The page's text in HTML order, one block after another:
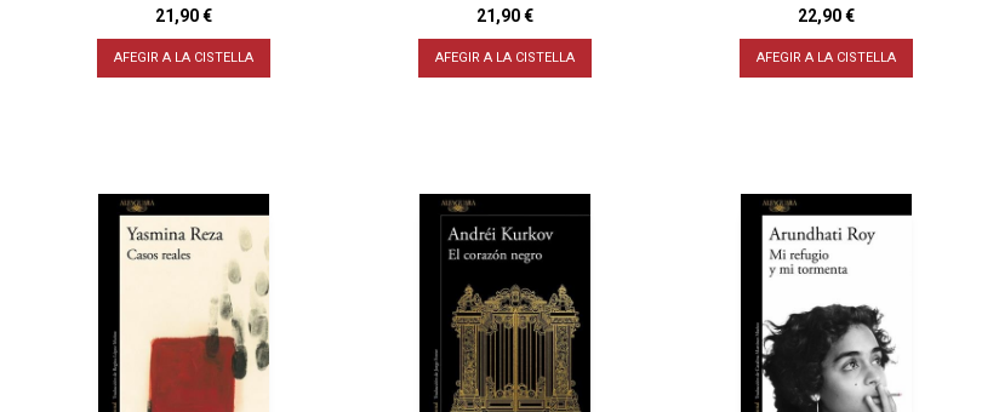
21,90 €
AFEGIR A LA CISTELLA
21,90 €
AFEGIR A LA CISTELLA
22,90 €
AFEGIR A LA CISTELLA